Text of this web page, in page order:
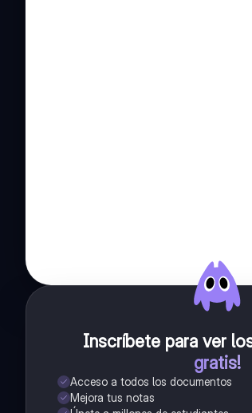
Inscríbete para ver
gratis!
Acceso a todos los documentos
Mejora tus notas